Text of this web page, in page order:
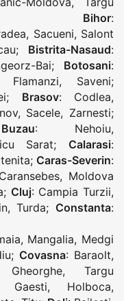
Bihor:
, Sacueni, Salont
; Bistrita-Nasaud:
Bai; Botosani:
Flamanzi, Saveni;
; Brasov: Codlea,
, Sacele, Zarnesti;
Buzau: Nehoiu,
Sarat; Calarasi:
; Caras-Severin:
Caransebes, Moldova
; Cluj: Campia Turzii,
,Turda; Constanta:
, Mangalia, Medgi
; Covasna: Baraolt,
, Targu
Gaesti, Holboca,